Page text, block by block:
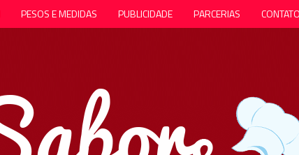
PESOS E MEDIDAS PUBLICIDADE PARCERIAS